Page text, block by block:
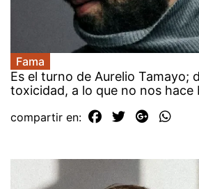
Fama
Es el turno de Aurelio Tamayo;
toxicidad, a lo que no nos hace
compartir en: